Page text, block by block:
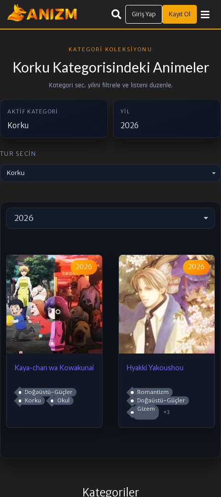
Giriş Yap Kayıt Ol
KATEGORI KOLEKSIYONU
Korku Kategorisindeki Animeler
Kategori sec, yilini filtrele ve listeni duzenle.
AKTIF KATEGORI
Korku
YIL
2026
TUR SECIN
Korku
2026
2026
Kaya-chan wa Kowakunai
Doğaüstü-Güçler
Korku
Okul
2026
Hyakki Yakoushou
Romantizm
Doğaüstü-Güçler
Gizem
+3
Kategoriler